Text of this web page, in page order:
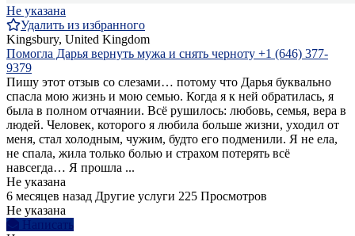
Не указана
Удалить из избранного
Kingsbury, United Kingdom
Помогла Дарья вернуть мужа и снять черноту +1 (646) 377-
9379
Пишу этот отзыв со слезами… потому что Дарья буквально
спасла мою жизнь и мою семью. Когда я к ней обратилась, я
была в полном отчаянии. Всё рушилось: любовь, семья, вера в
людей. Человек, которого я любила больше жизни, уходил от
меня, стал холодным, чужим, будто его подменили. Я не ела,
не спала, жила только болью и страхом потерять всё
навсегда… Я прошла ...
Не указана
6 месяцев назад Другие услуги 225 Просмотров
Не указана
Написать